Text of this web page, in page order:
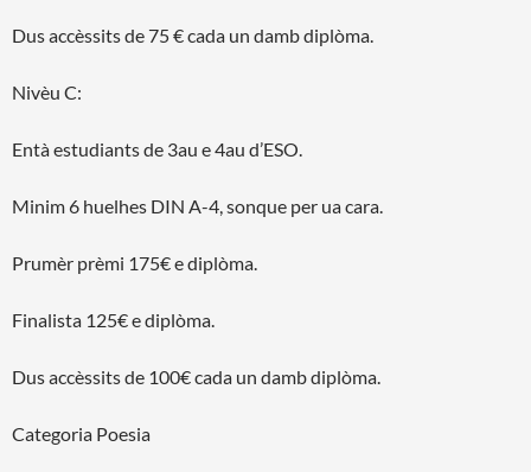
Dus accèssits de 75 € cada un damb diplòma.
Nivèu C:
Entà estudiants de 3au e 4au d’ESO.
Minim 6 huelhes DIN A-4, sonque per ua cara.
Prumèr prèmi 175€ e diplòma.
Finalista 125€ e diplòma.
Dus accèssits de 100€ cada un damb diplòma.
Categoria Poesia